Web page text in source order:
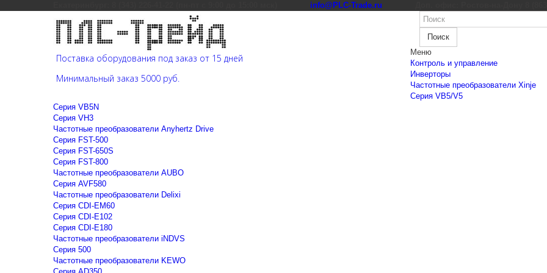
info@PLC-Trade.ru
Поставка оборудования под заказ от 15 дней
Минимальный заказ 5000 руб.
Поиск
Меню
Контроль и управление
Инверторы
Частотные преобразователи Xinje
Cерия VB5/V5
Cерия VB5N
Cерия VH3
Частотные преобразователи Anyhertz Drive
Серия FST-500
Серия FST-650S
Серия FST-800
Частотные преобразователи AUBO
Серия AVF580
Частотные преобразователи Delixi
Серия CDI-EM60
Серия CDI-E102
Серия CDI-E180
Частотные преобразователи iNDVS
Серия 500
Частотные преобразователи KEWO